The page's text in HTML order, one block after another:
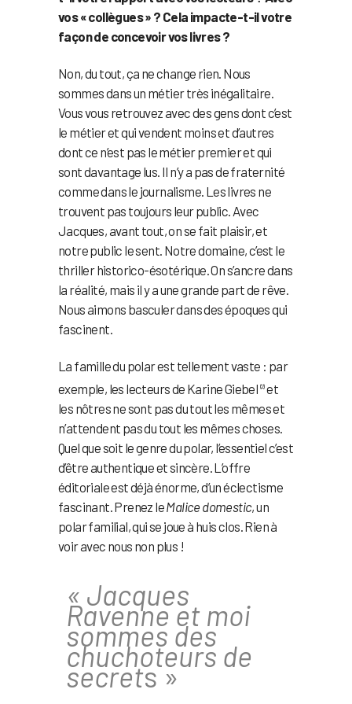
vos « collègues » ? Cela impacte-t-il votre
façon de concevoir vos livres ?
Non, du tout, ça ne change rien. Nous
sommes dans un métier très inégalitaire.
Vous vous retrouvez avec des gens dont c’est
le métier et qui vendent moins et d’autres
dont ce n’est pas le métier premier et qui
sont davantage lus. Il n’y a pas de fraternité
comme dans le journalisme. Les livres ne
trouvent pas toujours leur public. Avec
Jacques, avant tout, on se fait plaisir, et
notre public le sent. Notre domaine, c’est le
thriller historico-ésotérique. On s’ancre dans
la réalité, mais il y a une grande part de rêve.
Nous aimons basculer dans des époques qui
fascinent.
La famille du polar est tellement vaste : par
exemple, les lecteurs de Karine Giebel (2)et
les nôtres ne sont pas du tout les mêmes et
n’attendent pas du tout les mêmes choses.
Quel que soit le genre du polar, l’essentiel c’est
d’être authentique et sincère. L’offre
éditoriale est déjà énorme, d’un éclectisme
fascinant. Prenez leMalice domestic, un
polar familial, qui se joue à huis clos. Rien à
voir avec nous non plus !
« Jacques
Ravenne et moi
sommes des
chuchoteurs de
secrets »